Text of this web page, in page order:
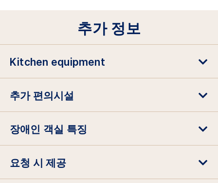
추가 정보
Kitchen equipment
추가 편의시설
장애인 객실 특징
요청 시 제공